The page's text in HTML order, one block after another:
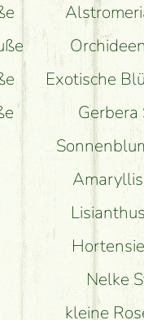
Exotische
Gerbera
Nelke
kleine